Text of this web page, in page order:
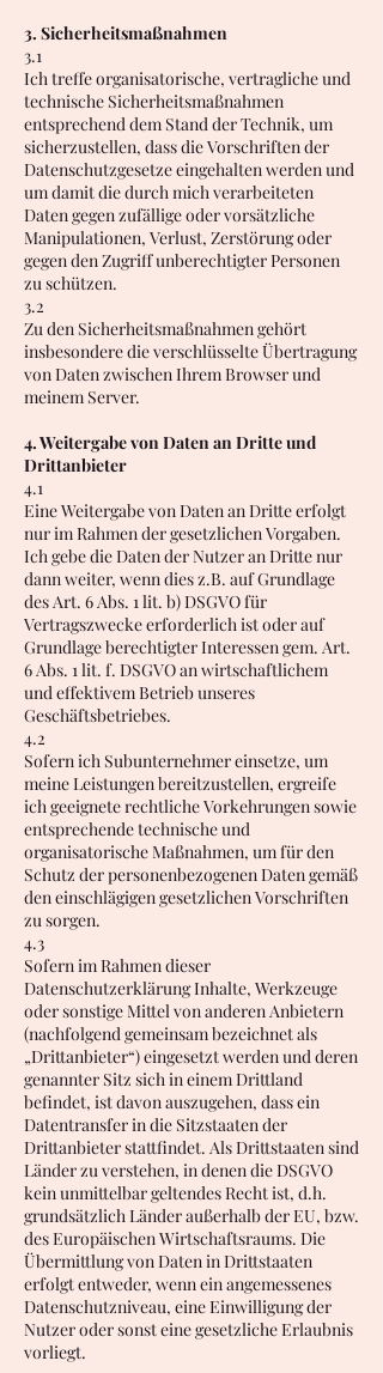
3. Sicherheitsmaßnahmen
3.1
Ich treffe organisatorische, vertragliche und
technische Sicherheitsmaßnahmen
entsprechend dem Stand der Technik, um
sicherzustellen, dass die Vorschriften der
Datenschutzgesetze eingehalten werden und
um damit die durch mich verarbeiteten
Daten gegen zufällige oder vorsätzliche
Manipulationen, Verlust, Zerstörung oder
gegen den Zugriff unberechtigter Personen
zu schützen.
3.2
Zu den Sicherheitsmaßnahmen gehört
insbesondere die verschlüsselte Übertragung
von Daten zwischen Ihrem Browser und
meinem Server.
4. Weitergabe von Daten an Dritte und
Drittanbieter
4.1
Eine Weitergabe von Daten an Dritte erfolgt
nur im Rahmen der gesetzlichen Vorgaben.
Ich gebe die Daten der Nutzer an Dritte nur
dann weiter, wenn dies z.B. auf Grundlage
des Art. 6 Abs. 1 lit. b) DSGVO für
Vertragszwecke erforderlich ist oder auf
Grundlage berechtigter Interessen gem. Art.
6 Abs. 1 lit. f. DSGVO an wirtschaftlichem
und effektivem Betrieb unseres
Geschäftsbetriebes.
4.2
Sofern ich Subunternehmer einsetze, um
meine Leistungen bereitzustellen, ergreife
ich geeignete rechtliche Vorkehrungen sowie
entsprechende technische und
organisatorische Maßnahmen, um für den
Schutz der personenbezogenen Daten gemäß
den einschlägigen gesetzlichen Vorschriften
zu sorgen.
4.3
Sofern im Rahmen dieser
Datenschutzerklärung Inhalte, Werkzeuge
oder sonstige Mittel von anderen Anbietern
(nachfolgend gemeinsam bezeichnet als
„Drittanbieter“) eingesetzt werden und deren
genannter Sitz sich in einem Drittland
befindet, ist davon auszugehen, dass ein
Datentransfer in die Sitzstaaten der
Drittanbieter stattfindet. Als Drittstaaten sind
Länder zu verstehen, in denen die DSGVO
kein unmittelbar geltendes Recht ist, d.h.
grundsätzlich Länder außerhalb der EU, bzw.
des Europäischen Wirtschaftsraums. Die
Übermittlung von Daten in Drittstaaten
erfolgt entweder, wenn ein angemessenes
Datenschutzniveau, eine Einwilligung der
Nutzer oder sonst eine gesetzliche Erlaubnis
vorliegt.